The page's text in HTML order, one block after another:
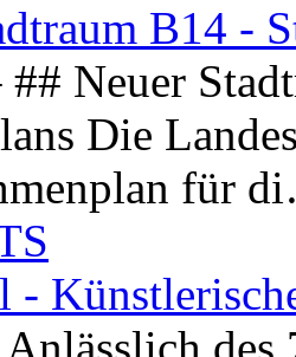
B14 -
## Neuer
Die
für
-